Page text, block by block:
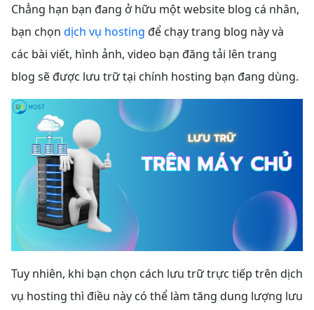
Chẳng hạn bạn đang ở hữu một website blog cá nhân,
bạn chọn dịch vụ hosting để chạy trang blog này và
các bài viết, hình ảnh, video bạn đăng tải lên trang
blog sẽ được lưu trữ tại chính hosting bạn đang dùng.
Tuy nhiên, khi bạn chọn cách lưu trữ trực tiếp trên dịch
vụ hosting thì điều này có thể làm tăng dung lượng lưu